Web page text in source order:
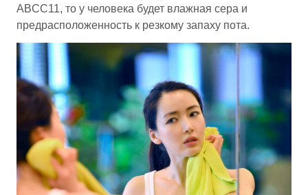
ABCC11, то у человека будет влажная сера и
предрасположенность к резкому запаху пота.